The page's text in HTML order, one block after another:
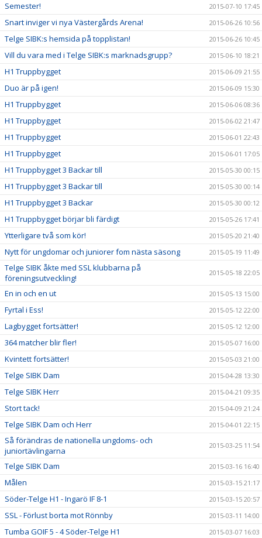
Semester! 2015-07-10 17:45
Snart inviger vi nya Västergårds Arena! 2015-06-26 10:56
Telge SIBK:s hemsida på topplistan! 2015-06-26 10:45
Vill du vara med i Telge SIBK:s marknadsgrupp? 2015-06-10 18:21
H1 Truppbygget 2015-06-09 21:55
Duo är på igen! 2015-06-09 15:30
H1 Truppbygget 2015-06-06 08:36
H1 Truppbygget 2015-06-02 21:47
H1 Truppbygget 2015-06-01 22:43
H1 Truppbygget 2015-06-01 17:05
H1 Truppbygget 3 Backar till 2015-05-30 00:15
H1 Truppbygget 3 Backar till 2015-05-30 00:14
H1 Truppbygget 3 Backar 2015-05-30 00:12
H1 Truppbygget börjar bli färdigt 2015-05-26 17:41
Ytterligare två som kör! 2015-05-20 21:40
Nytt för ungdomar och juniorer fom nästa säsong 2015-05-19 11:49
Telge SIBK åkte med SSL klubbarna på
föreningsutveckling!
2015-05-18 22:05
En in och en ut 2015-05-13 15:00
Fyrtal i Ess! 2015-05-12 22:00
Lagbygget fortsätter! 2015-05-12 12:00
364 matcher blir fler! 2015-05-07 16:00
Kvintett fortsätter! 2015-05-03 21:00
Telge SIBK Dam 2015-04-28 13:30
Telge SIBK Herr 2015-04-21 09:35
Stort tack! 2015-04-09 21:24
Telge SIBK Dam och Herr 2015-04-01 22:15
Så förändras de nationella ungdoms- och
juniortävlingarna
2015-03-25 11:54
Telge SIBK Dam 2015-03-16 16:40
Målen 2015-03-15 21:17
Söder-Telge H1 - Ingarö IF 8-1 2015-03-15 20:57
SSL - Förlust borta mot Rönnby 2015-03-11 14:00
Tumba GOIF 5 - 4 Söder-Telge H1 2015-03-07 16:03